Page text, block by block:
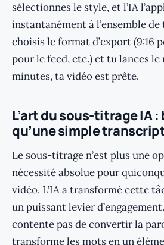
sélectionnes le style, et l’IA
instantanément à l’ensemble
choisis le format d’export (9:16
pour le feed, etc.) et tu lances le
minutes, ta vidéo est prête.
L’art du sous-titrage IA
qu’une simple
Le sous-titrage n’est plus une
nécessité absolue pour
vidéo. L’IA a transformé cette
un puissant levier
contente pas de convertir la
transforme les mots en un